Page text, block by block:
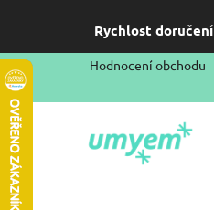
obsah
Rychlost doručení
Hodnocení obchodu